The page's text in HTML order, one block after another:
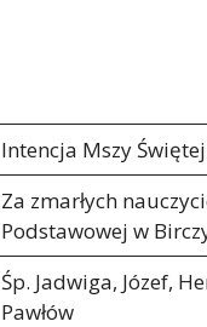
Intencja Mszy Świętej
Za zmarłych
Podstawowej w
Śp. Jadwiga, Józef,
Pawłów